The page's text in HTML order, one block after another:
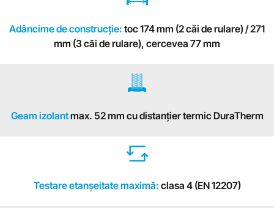
Adâncime de construcţie: toc 174 mm (2 căi de rulare) / 271
mm (3 căi de rulare), cercevea 77 mm
Geam izolantmax. 52 mm cu distanțier termic DuraTherm
Testare etanșeitate maximă: clasa 4 (EN 12207)